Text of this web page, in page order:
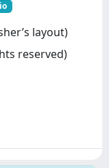
layout)
reserved)